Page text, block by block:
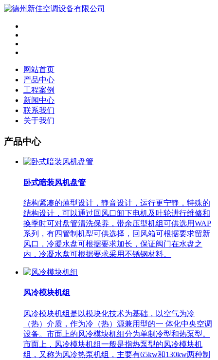
网站首页
产品中心
工程案例
新闻中心
联系我们
关于我们
产品中心
卧式暗装风机盘管
结构紧凑的薄型设计，静音设计，运行更宁静，特殊的
结构设计，可以通过回风口卸下电机及叶轮进行维修和
换季时可对盘管清洗保养，带余压型机组可供选用WAP
系列，有四管制机型可供选择，回风箱可根据要求留新
风口，冷凝水盘可根据要求加长，保证阀门在水盘之
内，冷凝水盘可根据要求采用不锈钢材料。
风冷模块机组
风冷模块机组是以模块化技术为基础，以空气为冷
（热）介质，作为冷（热）源兼用型的一 体化中央空调
设备。市面上的风冷模块机组分为单制冷型和热泵型。
市面上，风冷模块机组一般是指热泵型的风冷模块机
组，又称为风冷热泵机组，主要有65kw和130kw两种制